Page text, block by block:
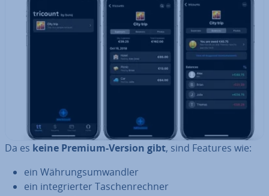
Da es keine Premium-Version gibt, sind Features wie:
ein Wäh­rungs­um­wand­ler
ein in­te­grier­ter Ta­schen­rech­ner